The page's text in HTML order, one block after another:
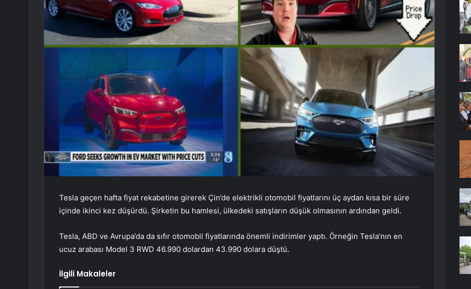
Tesla geçen hafta fiyat rekabetine girerek Çin’de elektrikli otomobil fiyatlarını üç aydan kısa bir süre
içinde ikinci kez düşürdü. Şirketin bu hamlesi, ülkedeki satışların düşük olmasının ardından geldi.
Tesla, ABD ve Avrupa’da da sıfır otomobil fiyatlarında önemli indirimler yaptı. Örneğin Tesla’nın en
ucuz arabası Model 3 RWD 46.990 dolardan 43.990 dolara düştü.
İlgili Makaleler